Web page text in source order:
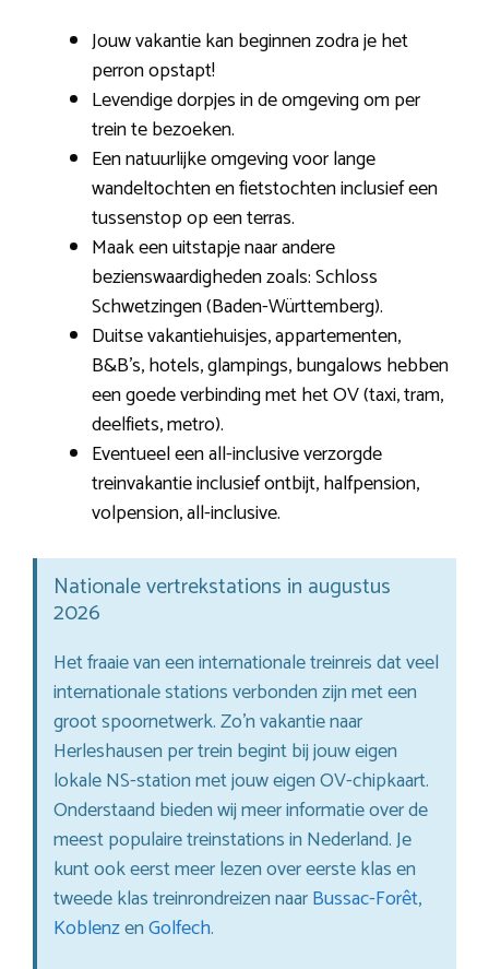
Jouw vakantie kan beginnen zodra je het
perron opstapt!
Levendige dorpjes in de omgeving om per
trein te bezoeken.
Een natuurlijke omgeving voor lange
wandeltochten en fietstochten inclusief een
tussenstop op een terras.
Maak een uitstapje naar andere
bezienswaardigheden zoals: Schloss
Schwetzingen (Baden-Württemberg).
Duitse vakantiehuisjes, appartementen,
B&B’s, hotels, glampings, bungalows hebben
een goede verbinding met het OV (taxi, tram,
deelfiets, metro).
Eventueel een all-inclusive verzorgde
treinvakantie inclusief ontbijt, halfpension,
volpension, all-inclusive.
Nationale vertrekstations in augustus
2026
Het fraaie van een internationale treinreis dat veel
internationale stations verbonden zijn met een
groot spoornetwerk. Zo’n vakantie naar
Herleshausen per trein begint bij jouw eigen
lokale NS-station met jouw eigen OV-chipkaart.
Onderstaand bieden wij meer informatie over de
meest populaire treinstations in Nederland. Je
kunt ook eerst meer lezen over eerste klas en
tweede klas treinrondreizen naarBussac-Forêt,
KoblenzenGolfech.